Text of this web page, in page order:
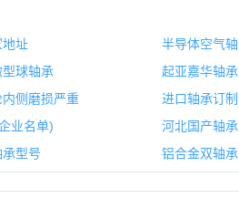
地址
半导体空气
球轴承
起亚嘉华轴
侧磨损严重
进口轴承订
业名单)
河北国产轴
型号